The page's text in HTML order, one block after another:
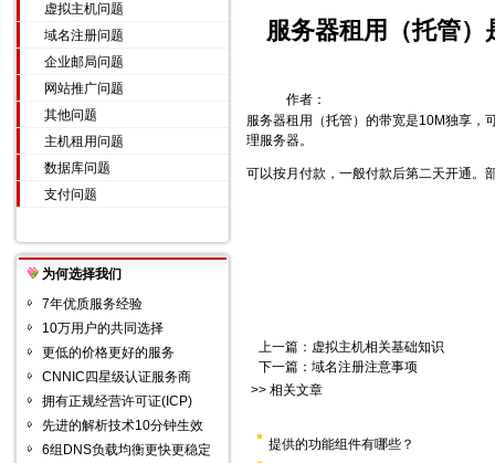
虚拟主机问题
域名注册问题
企业邮局问题
网站推广问题
其他问题
主机租用问题
数据库问题
支付问题
为何选择我们
7年优质服务经验
10万用户的共同选择
更低的价格更好的服务
CNNIC四星级认证服务商
拥有正规经营许可证(ICP)
先进的解析技术10分钟生效
6组DNS负载均衡更快更稳定
服务器租用（托管
作者：
服务器租用（托管）的带宽是10M独享，
理服务器。
可以按月付款，一般付款后第二天开通。
上一篇： 虚拟主机相关基础知识
下一篇： 域名注册注意事项
>> 相关文章
提供的功能组件有哪些？